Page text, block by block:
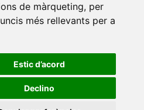
de màrqueting, per
més rellevants per a
Estic d’acord
Declino